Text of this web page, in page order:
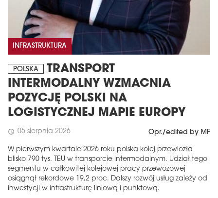
INFRASTRUKTURA
POLSKA
TRANSPORT
INTERMODALNY WZMACNIA
POZYCJĘ POLSKI NA
LOGISTYCZNEJ MAPIE EUROPY
schedule 05 sierpnia 2026 Opr./edited by MF
W pierwszym kwartale 2026 roku polska kolej przewiozła
blisko 790 tys. TEU w transporcie intermodalnym. Udział tego
segmentu w całkowitej kolejowej pracy przewozowej
osiągnął rekordowe 19,2 proc. Dalszy rozwój usług zależy od
inwestycji w infrastrukturę liniową i punktową.